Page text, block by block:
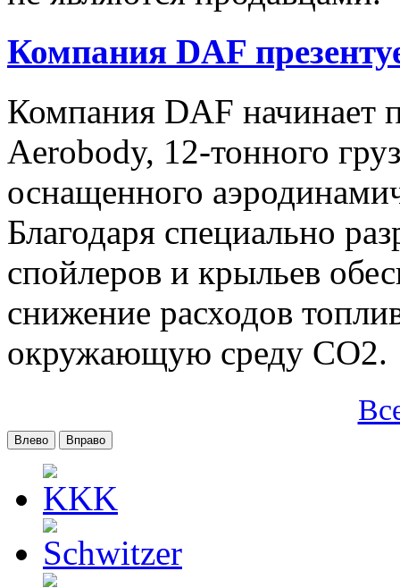
Компания DAF
Компания DAF начинает
Aerobody, 12-тонного
оснащенного
Благодаря специально
спойлеров и крыльев
снижение расходов
окружающую среду CO2.
Влево Вправо